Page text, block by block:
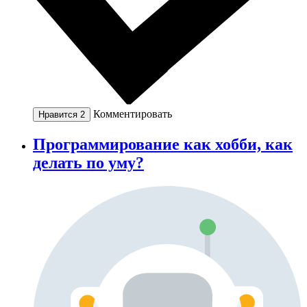
Нравится 2 Комментировать
Программирование как хобби, как
делать по уму?